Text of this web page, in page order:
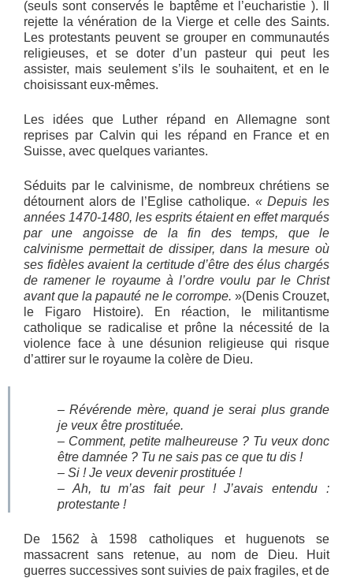
(seuls sont conservés le baptême et l’eucharistie ). Il
rejette la vénération de la Vierge et celle des Saints.
Les protestants peuvent se grouper en communautés
religieuses, et se doter d’un pasteur qui peut les
assister, mais seulement s’ils le souhaitent, et en le
choisissant eux-mêmes.
Les idées que Luther répand en Allemagne sont
reprises par Calvin qui les répand en France et en
Suisse, avec quelques variantes.
Séduits par le calvinisme, de nombreux chrétiens se
détournent alors de l’Eglise catholique. « Depuis les
années 1470-1480, les esprits étaient en effet marqués
par une angoisse de la fin des temps, que le
calvinisme permettait de dissiper, dans la mesure où
ses fidèles avaient la certitude d’être des élus chargés
de ramener le royaume à l’ordre voulu par le Christ
avant que la papauté ne le corrompe. »(Denis Crouzet,
le Figaro Histoire). En réaction, le militantisme
catholique se radicalise et prône la nécessité de la
violence face à une désunion religieuse qui risque
d’attirer sur le royaume la colère de Dieu.
– Révérende mère, quand je serai plus grande
je veux être prostituée.
– Comment, petite malheureuse ? Tu veux donc
être damnée ? Tu ne sais pas ce que tu dis !
– Si ! Je veux devenir prostituée !
– Ah, tu m’as fait peur ! J’avais entendu :
protestante !
De 1562 à 1598 catholiques et huguenots se
massacrent sans retenue, au nom de Dieu. Huit
guerres successives sont suivies de paix fragiles, et de